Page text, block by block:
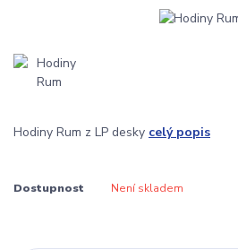
Hodiny Rum z LP desky celý popis
Dostupnost Není skladem